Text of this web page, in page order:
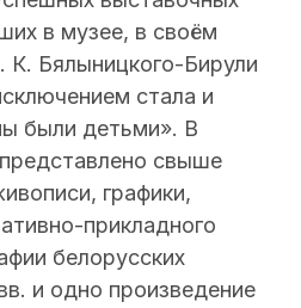
в музее, в своём
К. Бялыницкого-Бирули
стала и
были детьми». В
свыше
графики,
прикладного
белорусских
и одно произведение